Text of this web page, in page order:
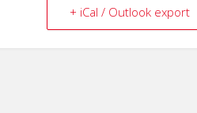
+ iCal / Outlook export